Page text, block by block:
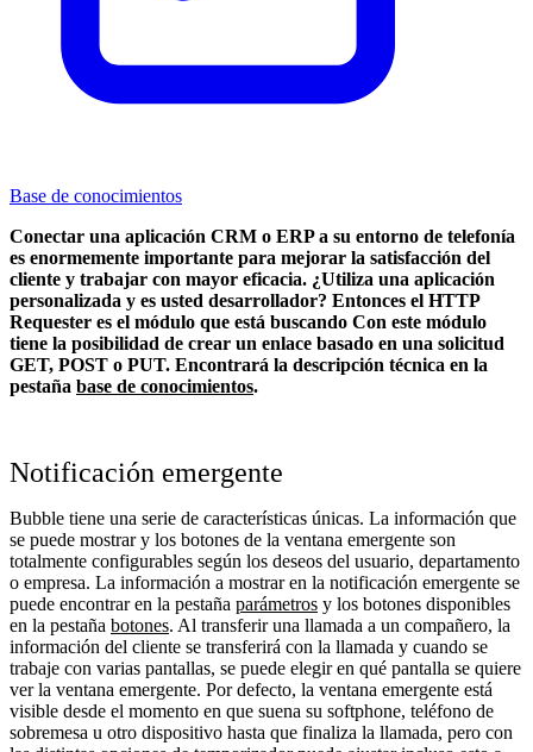
Base de conocimientos
Conectar una aplicación CRM o ERP a su entorno de telefonía
es enormemente importante para mejorar la satisfacción del
cliente y trabajar con mayor eficacia. ¿Utiliza una aplicación
personalizada y es usted desarrollador? Entonces el HTTP
Requester es el módulo que está buscando Con este módulo
tiene la posibilidad de crear un enlace basado en una solicitud
GET, POST o PUT. Encontrará la descripción técnica en la
pestaña base de conocimientos.
Notificación emergente
Bubble tiene una serie de características únicas. La información que
se puede mostrar y los botones de la ventana emergente son
totalmente configurables según los deseos del usuario, departamento
o empresa. La información a mostrar en la notificación emergente se
puede encontrar en la pestaña parámetros y los botones disponibles
en la pestaña botones. Al transferir una llamada a un compañero, la
información del cliente se transferirá con la llamada y cuando se
trabaje con varias pantallas, se puede elegir en qué pantalla se quiere
ver la ventana emergente. Por defecto, la ventana emergente está
visible desde el momento en que suena su softphone, teléfono de
sobremesa u otro dispositivo hasta que finaliza la llamada, pero con